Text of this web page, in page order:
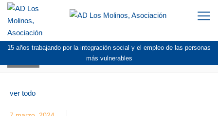
15 años trabajando por la integración social y el empleo de las personas
más vulnerables
ver todo